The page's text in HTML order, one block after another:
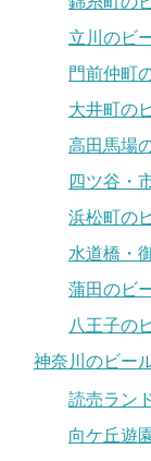
立川のビ
門前仲町
大井町の
高田馬場
四ツ谷・
浜松町の
水道橋・
蒲田のビ
八王子の
神奈川のビー
読売ラン
向ケ丘遊